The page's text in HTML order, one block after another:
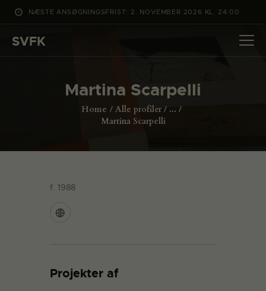
NÆSTE ANSØGNINGSFRIST: 2. NOVEMBER 2026 KL. 24:00
SVFK
Martina Scarpelli
Home Alle profiler
...
Martina Scarpelli
DET SKER
CHANNEL
f. 1988
Projekter af